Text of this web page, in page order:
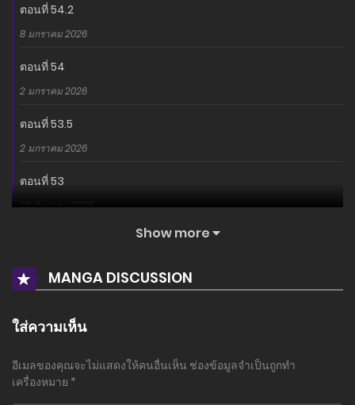
ตอนที่ 54.2
8 มกราคม 2026
ตอนที่ 54
2 มกราคม 2026
ตอนที่ 53.5
2 มกราคม 2026
ตอนที่ 53
26 ธันวาคม 2025
ตอนที่ 52
9 กรกฎาคม 2025
14 พฤษภาคม 2025
Show more
MANGA DISCUSSION
ใส่ความเห็น
อีเมลของคุณจะไม่แสดงให้คนอื่นเห็น ช่องข้อมูลจำเป็นถูกทำ
เครื่องหมาย *